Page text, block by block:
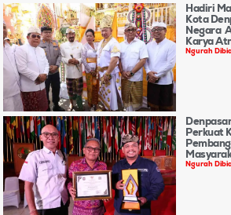
Hadiri
Kota
Negara
Karya
Ngurah
Perkuat
Ngurah